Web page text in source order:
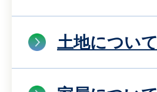
土地について